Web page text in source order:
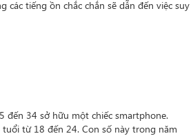
các tiếng ồn chắc chắn sẽ dẫn đến việc suy
34 sở hữu một chiếc smartphone.
từ 18 đến 24. Con số này trong năm